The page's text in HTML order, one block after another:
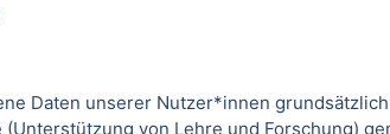
Daten unserer Nutzer*innen
von Lehre und Forschung)